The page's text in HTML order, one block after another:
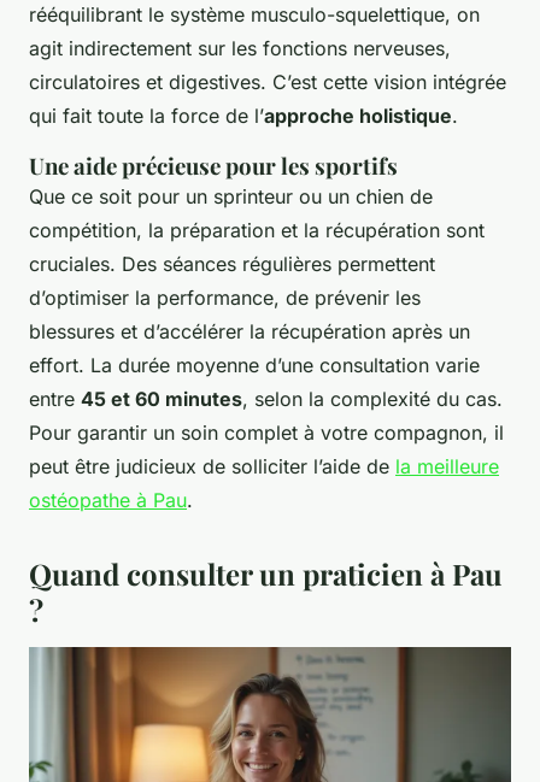
rééquilibrant le système musculo-squelettique, on
agit indirectement sur les fonctions nerveuses,
circulatoires et digestives. C’est cette vision intégrée
qui fait toute la force de l’approche holistique.
Une aide précieuse pour les sportifs
Que ce soit pour un sprinteur ou un chien de
compétition, la préparation et la récupération sont
cruciales. Des séances régulières permettent
d’optimiser la performance, de prévenir les
blessures et d’accélérer la récupération après un
effort. La durée moyenne d’une consultation varie
entre 45 et 60 minutes, selon la complexité du cas.
Pour garantir un soin complet à votre compagnon, il
peut être judicieux de solliciter l’aide de la meilleure
ostéopathe à Pau.
Quand consulter un praticien à Pau
?